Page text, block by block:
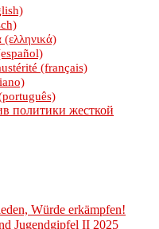
(ελληνικά)
(français)
политики жесткой
Würde erkämpfen!
Jugendgipfel II 2025